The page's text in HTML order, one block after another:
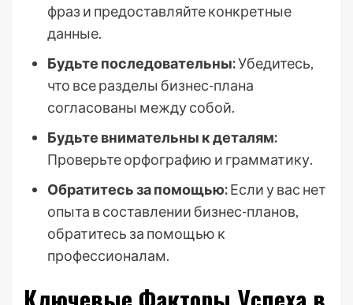
фраз и предоставляйте конкретные
данные.
Будьте последовательны:Убедитесь,
что все разделы бизнес-плана
согласованы между собой.
Будьте внимательны к деталям:
Проверьте орфографию и грамматику.
Обратитесь за помощью:Если у вас нет
опыта в составлении бизнес-планов,
обратитесь за помощью к
профессионалам.